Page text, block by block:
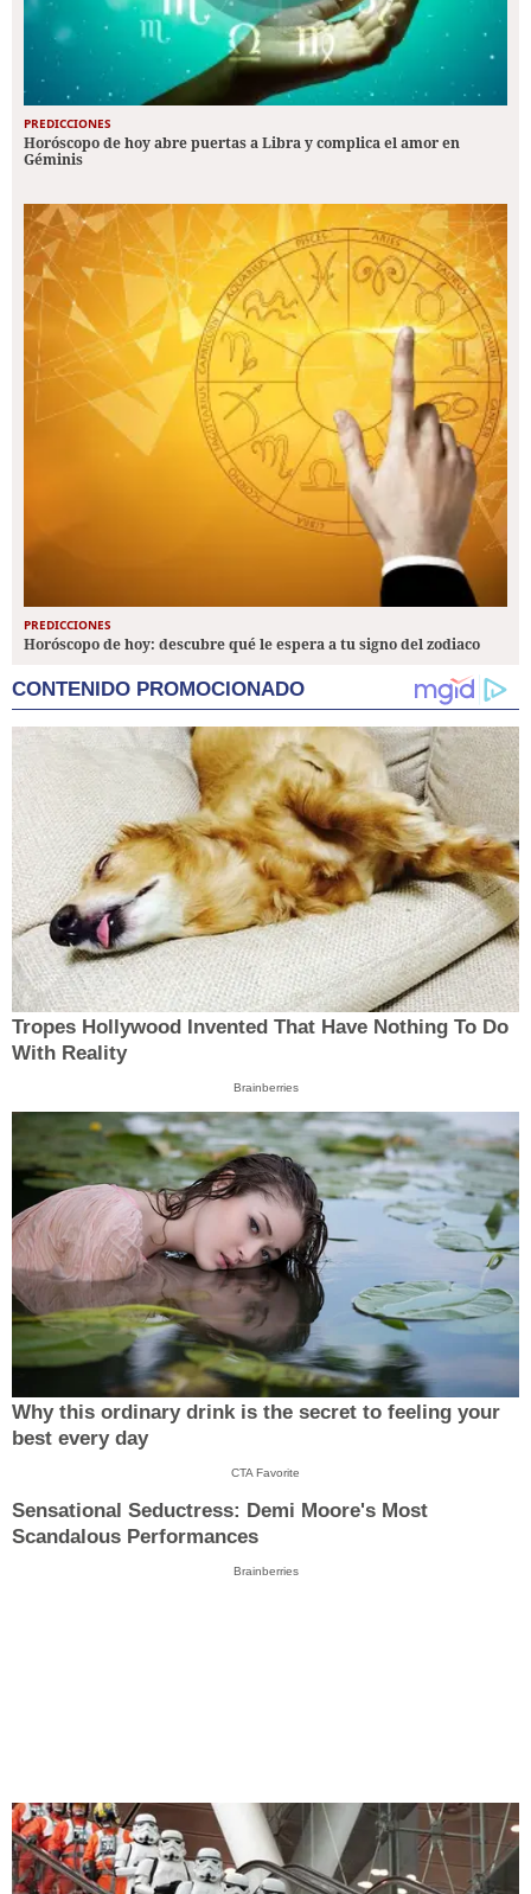
PREDICCIONES
Horóscopo de hoy abre puertas a Libra y complica el amor en
Géminis
PREDICCIONES
Horóscopo de hoy: descubre qué le espera a tu signo del zodiaco
CONTENIDO PROMOCIONADO
Tropes Hollywood Invented That Have Nothing To Do
With Reality
Brainberries
Why this ordinary drink is the secret to feeling your
best every day
CTA Favorite
Sensational Seductress: Demi Moore's Most
Scandalous Performances
Brainberries